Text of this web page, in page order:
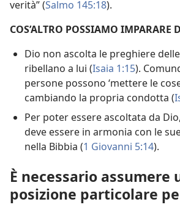
verità” (Salmo 145:18).
COS’ALTRO POSSIAMO IMPARARE
Dio non ascolta le preghiere
ribellano a lui (Isaia 1:15).
persone possono ‘mettere le
cambiando la propria condotta (
Per poter essere ascoltata da
deve essere in armonia con le
nella Bibbia (1 Giovanni 5:14).
È necessario assumere
posizione particolare